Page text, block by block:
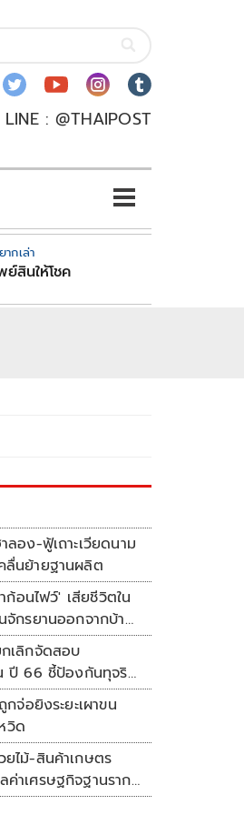
LINE : @THAIPOST
กเล่า
ย์สินให้โชค
อง-ฟู้เถาะเวียดนาม
ลื่นย้ายฐานผลิต
ก้อนไฟว์' เสียชีวิตใน
จักรยานออกจากบ้าน
เลิกจัดสอบ
ปี 66 ชี้ป้องกันทุจริต
กจ่อยิงระยะเผาขน
วิด
ไม้-สินค้าเกษตร
าเศรษฐกิจฐานราก
ล้านบาท